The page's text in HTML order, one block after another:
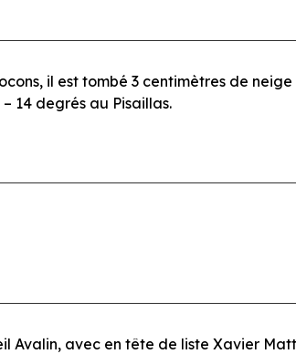
il est tombé 3 centimètres de
14 degrés au Pisaillas.
Avalin, avec en tête de liste Xavier